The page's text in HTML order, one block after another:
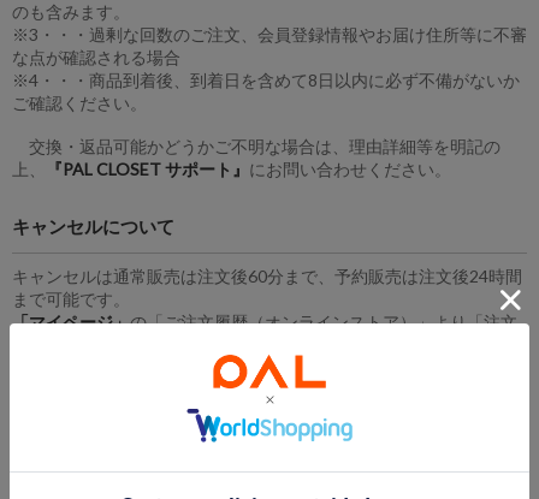
のも含みます。
※3・・・過剰な回数のご注文、会員登録情報やお届け住所等に不審
な点が確認される場合
※4・・・商品到着後、到着日を含めて8日以内に必ず不備がないか
ご確認ください。
交換・返品可能かどうかご不明な場合は、理由詳細等を明記の
上、
『PAL CLOSET サポート』 にお問い合わせください。
キャンセルについて
キャンセルは通常販売は注文後60分まで、予約販売は注文後24時間
まで可能です。
「マイページ」の「ご注文履歴（オンラインストア）」より「注文
また、AmazonログインによるAmazon Payでのお支払いの場合は、
マイページがないため、キャンセルを行うことができませんのでご
欠品などによる購入後のキャンセルについて